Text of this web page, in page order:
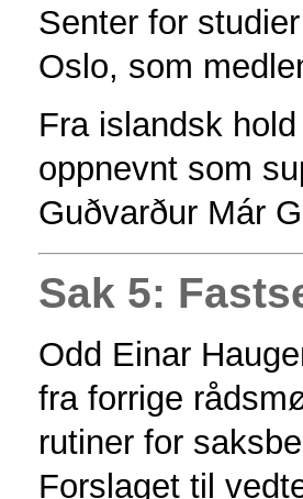
Senter for
Oslo, som
Fra islandsk
oppnevnt som
Guðvarður Már
Sak 5:
Odd Einar
fra forrige
rutiner for
Forslaget til